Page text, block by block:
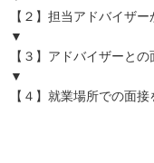
【２】担当アドバイザ
▼
【３】アドバイザーとの
▼
【４】就業場所での面